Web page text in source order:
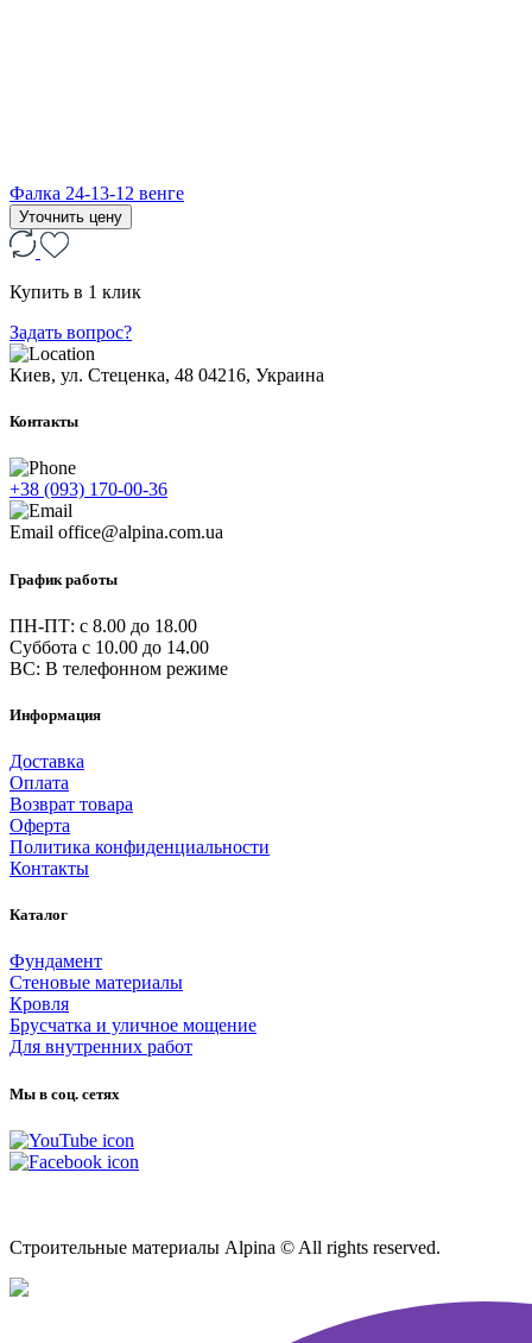
Фалка 24-13-12 венге
Уточнить цену
Купить в 1 клик
Задать вопрос?
Киев, ул. Стеценка, 48 04216, Украина
Контакты
+38 (093) 170-00-36
Email office@alpina.com.ua
График работы
ПН-ПТ: c 8.00 до 18.00
Суббота с 10.00 до 14.00
ВС: В телефонном режиме
Информация
Доставка
Оплата
Возврат товара
Оферта
Политика конфиденциальности
Контакты
Каталог
Фундамент
Стеновые материалы
Кровля
Брусчатка и уличное мощение
Для внутренних работ
Мы в соц. сетях
Строительные материалы Alpina © All rights reserved.